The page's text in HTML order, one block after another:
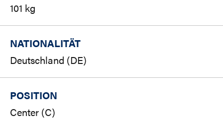
101 kg
NATIONALITÄT
Deutschland (DE)
POSITION
Center (C)